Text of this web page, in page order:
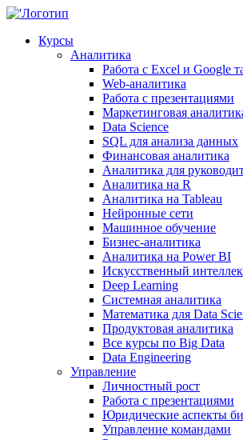
Курсы
Аналитика
Работа с Excel и Google
Web-аналитика
Работа с презентациями
Маркетинговая
Data Science
SQL для анализа данных
Финансовая аналитика
Аналитика для
Аналитика на R
Аналитика на Tableau
Нейронные сети
Машинное обучение
Бизнес-аналитика
Аналитика на Power BI
Искусственный
Deep Learning
Системная аналитика
Математика для Data
Продуктовая аналитика
Все курсы по Big Data
Data Engineering
Управление
Личностный рост
Работа с презентациями
Юридические аспекты
Управление командами